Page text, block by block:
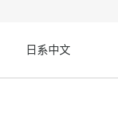
日系中文